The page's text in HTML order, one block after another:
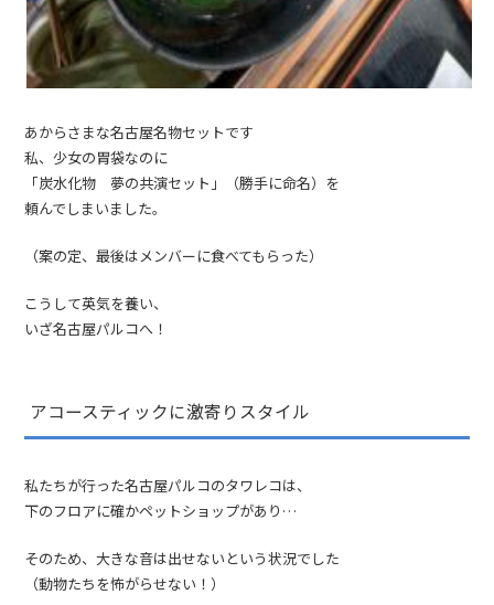
あからさまな名古屋名物セットです
私、少女の胃袋なのに
「炭水化物 夢の共演セット」（勝手に命名）を
頼んでしまいました。
（案の定、最後はメンバーに食べてもらった）
こうして英気を養い、
いざ名古屋パルコへ！
アコースティックに激寄りスタイル
私たちが行った名古屋パルコのタワレコは、
下のフロアに確かペットショップがあり…
そのため、大きな音は出せないという状況でした
（動物たちを怖がらせない！）